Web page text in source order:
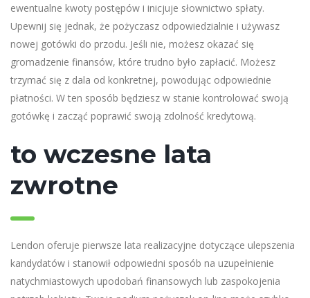
ewentualne kwoty postępów i inicjuje słownictwo spłaty.
Upewnij się jednak, że pożyczasz odpowiedzialnie i używasz
nowej gotówki do przodu. Jeśli nie, możesz okazać się
gromadzenie finansów, które trudno było zapłacić. Możesz
trzymać się z dala od konkretnej, powodując odpowiednie
płatności. W ten sposób będziesz w stanie kontrolować swoją
gotówkę i zacząć poprawić swoją zdolność kredytową.
to wczesne lata
zwrotne
Lendon oferuje pierwsze lata realizacyjne dotyczące ulepszenia
kandydatów i stanowił odpowiedni sposób na uzupełnienie
natychmiastowych upodobań finansowych lub zaspokojenia